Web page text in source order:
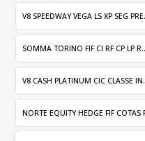
V8 SPEEDWAY VEGA LS XP SEG
SOMMA TORINO FIF CI RF CP LP
V8 CASH PLATINUM CIC CLASSE
NORTE EQUITY HEDGE FIF COTAS